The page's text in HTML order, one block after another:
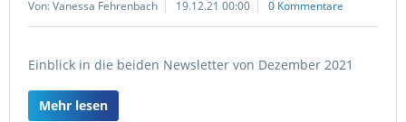
Von: Vanessa Fehrenbach 19.12.21 00:00 0 Kommentare
Einblick in die beiden Newsletter von Dezember 2021
Mehr lesen